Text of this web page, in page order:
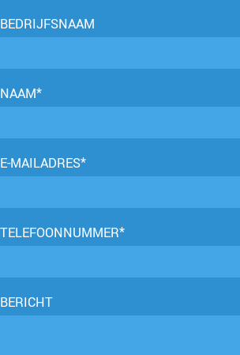
BEDRIJFSNAAM
NAAM*
E-MAILADRES*
TELEFOONNUMMER*
BERICHT